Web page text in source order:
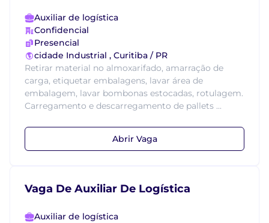
Auxiliar de logística
Confidencial
Presencial
cidade Industrial , Curitiba / PR
Retirar material no almoxarifado, amarração de
carga, etiquetar embalagens, lavar área de
embalagem, lavar bombonas estocadas, rotulagem.
Carregamento e descarregamento de pallets ...
Abrir Vaga
Vaga De Auxiliar De Logística
Auxiliar de logística